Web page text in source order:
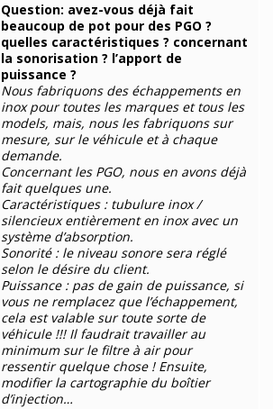
Question: avez-vous déjà fait
beaucoup de pot pour des PGO ?
quelles caractéristiques ? concernant
la sonorisation ? l’apport de
puissance ?
Nous fabriquons des échappements en
inox pour toutes les marques et tous les
models, mais, nous les fabriquons sur
mesure, sur le véhicule et à chaque
demande.
Concernant les PGO, nous en avons déjà
fait quelques une.
Caractéristiques : tubulure inox /
silencieux entièrement en inox avec un
système d’absorption.
Sonorité : le niveau sonore sera réglé
selon le désire du client.
Puissance : pas de gain de puissance, si
vous ne remplacez que l’échappement,
cela est valable sur toute sorte de
véhicule !!! Il faudrait travailler au
minimum sur le filtre à air pour
ressentir quelque chose ! Ensuite,
modifier la cartographie du boîtier
d’injection…